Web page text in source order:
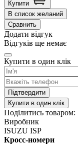
Купити
В список желаний
Сравнить
Додати відгук
Відгуків ще немає
Купити в один клік
Підтвердити
Купити в один клік
Поділитись товаром:
Виробник
ISUZU ISP
Кросс-номери